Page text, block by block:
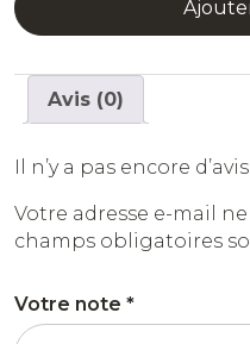
Avis (0)
Il n’y a pas encore d’avis.
Votre adresse e-mail
champs obligatoires
Votre note *